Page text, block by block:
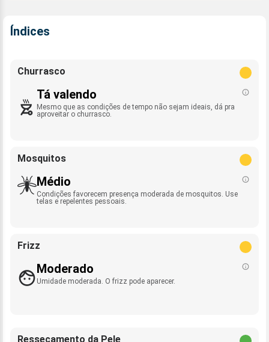
Índices
Churrasco
Tá valendo
Mesmo que as condições de tempo não sejam ideais, dá pra
aproveitar o churrasco.
Mosquitos
Médio
Condições favorecem presença moderada de mosquitos. Use
telas e repelentes pessoais.
Frizz
Moderado
Umidade moderada. O frizz pode aparecer.
Ressecamento da Pele